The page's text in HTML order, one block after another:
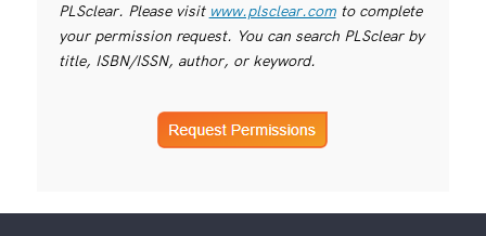
PLSclear. Please visit www.plsclear.comto complete
your permission request. You can search PLSclear by
title, ISBN/ISSN, author, or keyword.